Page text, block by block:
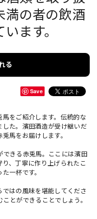
満の者の飲酒
ます。
る
Save
をご紹介します。伝統的な
た。濱田酒造が受け継いだ
馬をお届けします。
きる赤兎馬。ここには濱田
、丁寧に作り上げられたこ
一杯です。
はの風味を堪能してくださ
とができることでしょう。